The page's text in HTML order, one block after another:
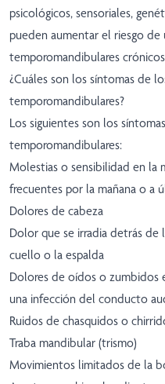
psicológicos, sensoriales,
pueden aumentar el riesgo
temporomandibulares
¿Cuáles son los síntomas de
temporomandibulares?
Los siguientes son los
temporomandibulares:
Molestias o sensibilidad en la
frecuentes por la mañana o a
Dolores de cabeza
Dolor que se irradia detrás de
cuello o la espalda
Dolores de oídos o zumbidos
una infección del conducto
Ruidos de chasquidos o
Traba mandibular (trismo)
Movimientos limitados de la